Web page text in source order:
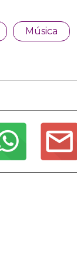
Música